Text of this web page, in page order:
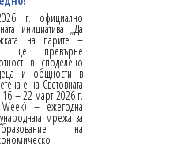
г. официално
инициатива „Да
на парите –
ще превърне
в споделено
и общности в
е на Световната
– 22 март 2026 г.
– ежегодна
мрежа за
на